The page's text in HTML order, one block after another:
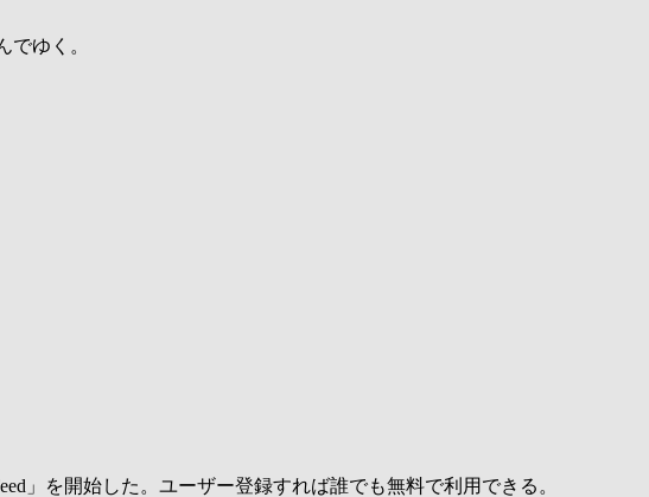
ゆく。
」を開始した。ユーザー登録すれば誰でも無料で利用できる。